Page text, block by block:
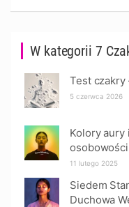
W kategorii 7
Test czakry
5 czerwca 2026
Kolory aury
osobowości
11 lutego 2025
Siedem
Duchowa